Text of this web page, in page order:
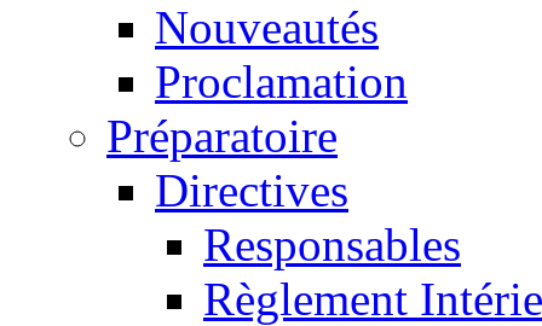
Nouveautés
Proclamation
Préparatoire
Directives
Responsables
Règlement